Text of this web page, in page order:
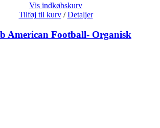
Vis indkøbskurv
Tilføj til kurv / Detaljer
American Football- Organisk